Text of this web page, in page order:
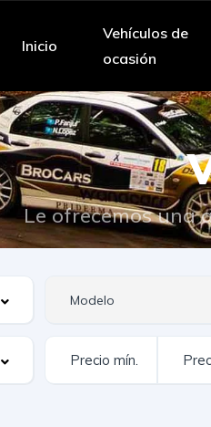
Inicio
Vehículos de
ocasión
Le ofrecemos una